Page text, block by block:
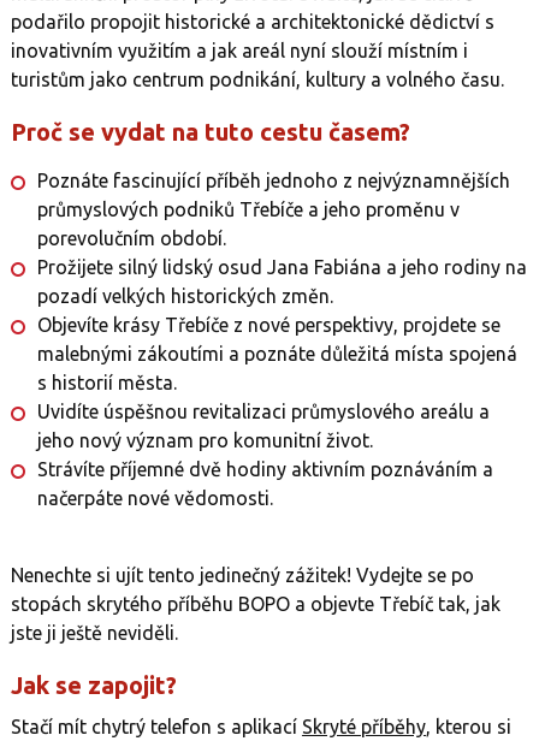
podařilo propojit historické a architektonické dědictví s
inovativním využitím a jak areál nyní slouží místním i
turistům jako centrum podnikání, kultury a volného času.
Proč se vydat na tuto cestu časem?
Poznáte fascinující příběh jednoho z nejvýznamnějších
průmyslových podniků Třebíče a jeho proměnu v
porevolučním období.
Prožijete silný lidský osud Jana Fabiána a jeho rodiny na
pozadí velkých historických změn.
Objevíte krásy Třebíče z nové perspektivy, projdete se
malebnými zákoutími a poznáte důležitá místa spojená
s historií města.
Uvidíte úspěšnou revitalizaci průmyslového areálu a
jeho nový význam pro komunitní život.
Strávíte příjemné dvě hodiny aktivním poznáváním a
načerpáte nové vědomosti.
Nenechte si ujít tento jedinečný zážitek! Vydejte se po
stopách skrytého příběhu BOPO a objevte Třebíč tak, jak
jste ji ještě neviděli.
Jak se zapojit?
Stačí mít chytrý telefon s aplikací Skryté příběhy, kterou si